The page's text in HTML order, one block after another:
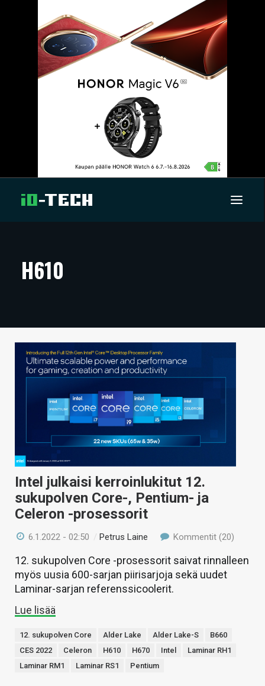
ARTIKKELIT
TECHBBS
TIETOA
HINTA.FI
HAKU
H610
Intel julkaisi kerroinlukitut 12.
sukupolven Core-, Pentium- ja
Celeron -prosessorit
6.1.2022 - 02:50 / Petrus Laine Kommentit (20)
12. sukupolven Core -prosessorit saivat rinnalleen
myös uusia 600-sarjan piirisarjoja sekä uudet
Laminar-sarjan referenssicoolerit.
Lue lisää
12. sukupolven Core Alder Lake Alder Lake-S
B660
CES 2022
Celeron H610 H670 Intel
Laminar RH1
Laminar RM1
Laminar RS1 Pentium